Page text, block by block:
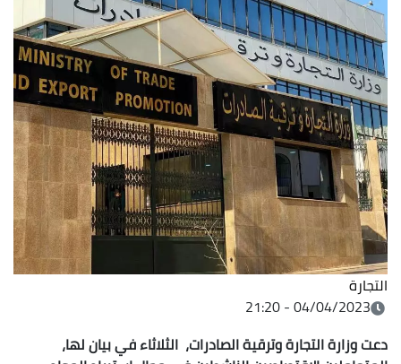
التجارة
04/04/2023 - 21:20
دعت وزارة التجارة وترقية الصادرات، الثلاثاء في بيان لها،